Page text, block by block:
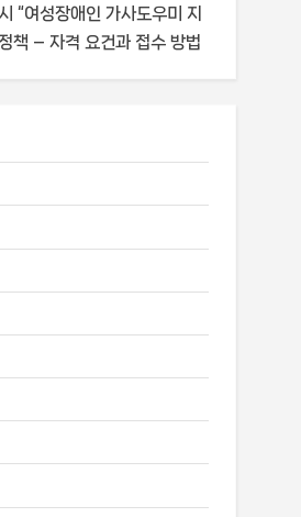
“여성장애인 가사도우미 지
책 – 자격 요건과 접수 방법